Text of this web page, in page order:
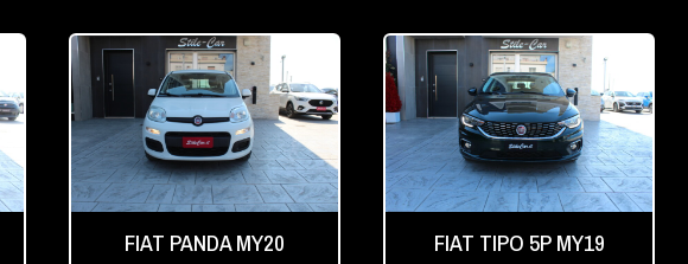
FIAT PANDA MY20 FIAT TIPO 5P MY19